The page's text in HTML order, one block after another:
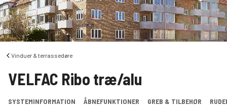
Vinduer & terrassedøre
VELFAC Ribo træ/alu
SYSTEMINFORMATION ÅBNEFUNKTIONER GREB & TILBEHØR